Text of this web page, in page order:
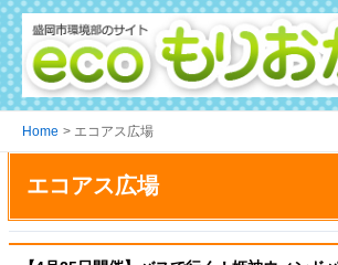
Skip
to
content
Home エコアス広場
エコアス広場